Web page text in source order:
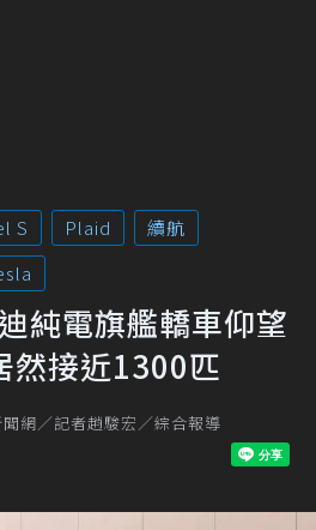
S Plaid
續航
純電旗艦轎車仰望
然接近1300匹
網／記者趙駿宏／綜合報導